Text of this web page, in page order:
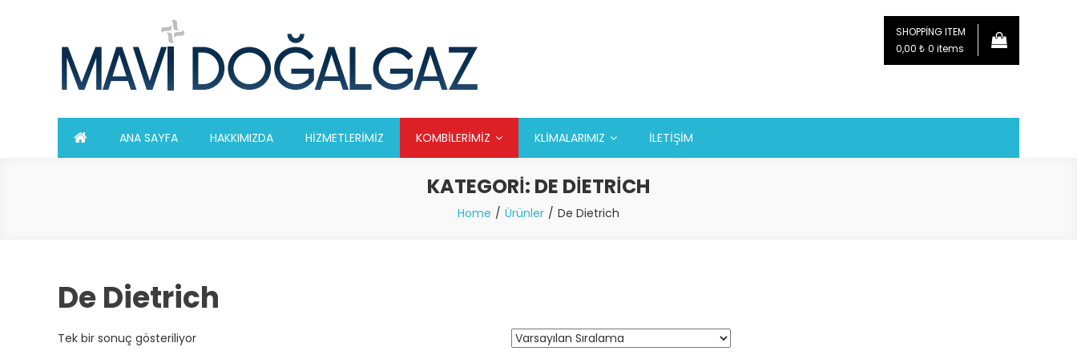
SHOPPING ITEM
0,00 ₺ 0 items
ANA SAYFA HAKKIMIZDA HİZMETLERİMİZ KOMBİLERİMİZ KLİMALARIMIZ İLETİŞİM
KATEGORI: DE DIETRICH
Home Ürünler De Dietrich
De Dietrich
Tek bir sonuç gösteriliyor